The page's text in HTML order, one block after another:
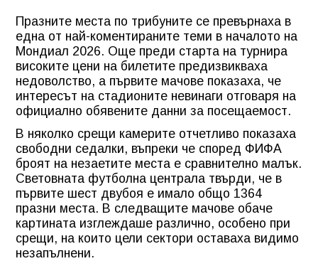
Празните места по трибуните се превърнаха в
една от най-коментираните теми в началото на
Мондиал 2026. Още преди старта на турнира
високите цени на билетите предизвикваха
недоволство, а първите мачове показаха, че
интересът на стадионите невинаги отговаря на
официално обявените данни за посещаемост.
В няколко срещи камерите отчетливо показаха
свободни седалки, въпреки че според ФИФА
броят на незаетите места е сравнително малък.
Световната футболна централа твърди, че в
първите шест двубоя е имало общо 1364
празни места. В следващите мачове обаче
картината изглеждаше различно, особено при
срещи, на които цели сектори оставаха видимо
незапълнени.